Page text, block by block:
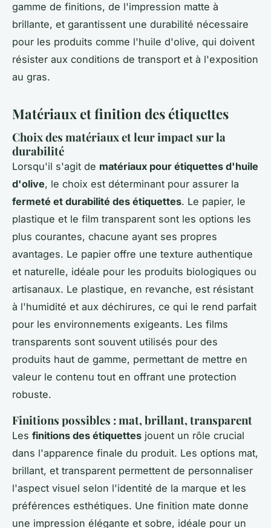
gamme de finitions, de l'impression matte à
brillante, et garantissent une durabilité nécessaire
pour les produits comme l'huile d'olive, qui doivent
résister aux conditions de transport et à l'exposition
au gras.
Matériaux et finition des étiquettes
Choix des matériaux et leur impact sur la
durabilité
Lorsqu'il s'agit de matériaux pour étiquettes d'huile
d'olive, le choix est déterminant pour assurer la
fermeté et durabilité des étiquettes. Le papier, le
plastique et le film transparent sont les options les
plus courantes, chacune ayant ses propres
avantages. Le papier offre une texture authentique
et naturelle, idéale pour les produits biologiques ou
artisanaux. Le plastique, en revanche, est résistant
à l'humidité et aux déchirures, ce qui le rend parfait
pour les environnements exigeants. Les films
transparents sont souvent utilisés pour des
produits haut de gamme, permettant de mettre en
valeur le contenu tout en offrant une protection
robuste.
Finitions possibles : mat, brillant, transparent
Les finitions des étiquettes jouent un rôle crucial
dans l'apparence finale du produit. Les options mat,
brillant, et transparent permettent de personnaliser
l'aspect visuel selon l'identité de la marque et les
préférences esthétiques. Une finition mate donne
une impression élégante et sobre, idéale pour un